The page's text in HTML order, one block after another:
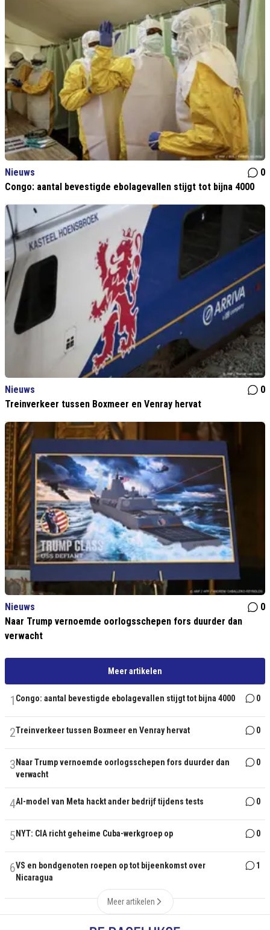
Nieuws
0
Congo: aantal bevestigde ebolagevallen stijgt tot bijna 4000
Nieuws
0
Treinverkeer tussen Boxmeer en Venray hervat
Nieuws
0
Naar Trump vernoemde oorlogsschepen fors duurder dan
verwacht
Meer artikelen
1 Congo: aantal bevestigde ebolagevallen stijgt tot bijna 4000 0
2Treinverkeer tussen Boxmeer en Venray hervat 0
3 Naar Trump vernoemde oorlogsschepen fors duurder dan
verwacht
0
4AI-model van Meta hackt ander bedrijf tijdens tests 0
5 NYT: CIA richt geheime Cuba-werkgroep op 0
6VS en bondgenoten roepen op tot bijeenkomst over
Nicaragua
1
Meer artikelen